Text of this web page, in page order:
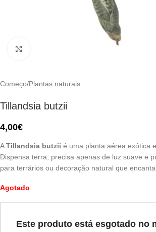
Começo/Plantas naturais
Tillandsia butzii
4,00€
ATillandsia butzii é uma planta aérea exótica
Dispensa terra, precisa apenas de luz suave e
para terrários ou decoração natural que encanta
Agotado
Este produto está esgotado no